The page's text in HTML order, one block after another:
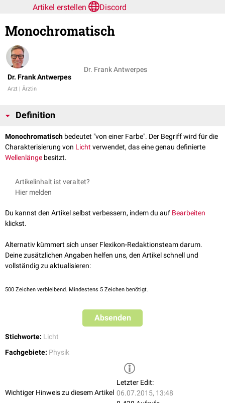
Artikel erstellen
Discord
Monochromatisch
Dr. Frank Antwerpes
Arzt | Ärztin
Dr. Frank Antwerpes
Definition
Monochromatisch bedeutet "von einer Farbe". Der Begriff wird für die
Charakterisierung von Lichtverwendet, das eine genau definierte
Wellenlänge besitzt.
Artikelinhalt ist veraltet?
Hier melden
Du kannst den Artikel selbst verbessern, indem du auf Bearbeiten
klickst.
Alternativ kümmert sich unser Flexikon-Redaktionsteam darum.
Deine zusätzlichen Angaben helfen uns, den Artikel schnell und
vollständig zu aktualisieren:
500 Zeichen verbleibend. Mindestens 5 Zeichen benötigt.
Absenden
Stichworte: Licht
Fachgebiete: Physik
Wichtiger Hinweis zu diesem Artikel
Letzter Edit:
06.07.2015, 13:48